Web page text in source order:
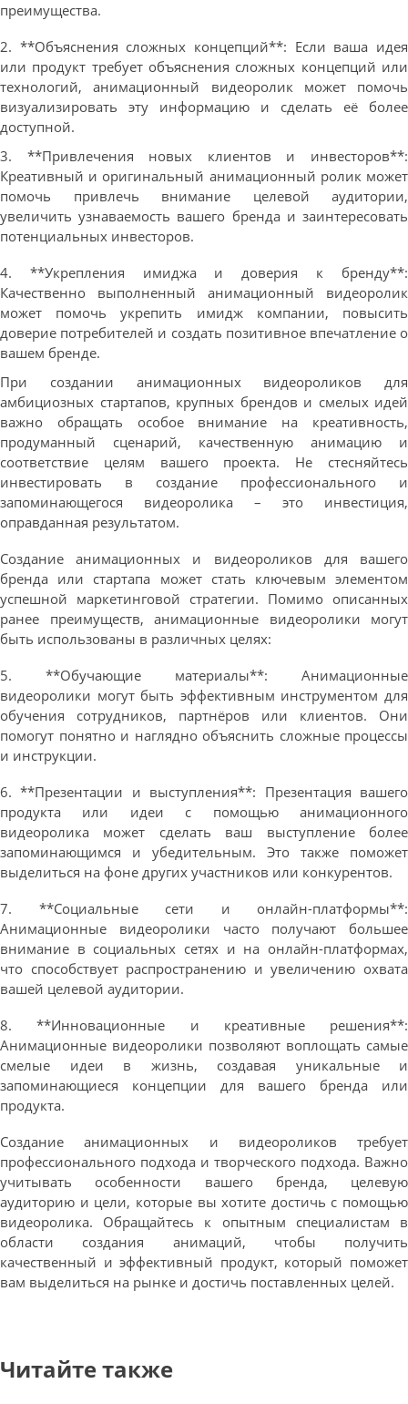
преимущества.
2. **Объяснения сложных концепций**: Если ваша идея
или продукт требует объяснения сложных концепций или
технологий, анимационный видеоролик может помочь
визуализировать эту информацию и сделать её более
доступной.
3. **Привлечения новых клиентов и инвесторов**:
Креативный и оригинальный анимационный ролик может
помочь привлечь внимание целевой аудитории,
увеличить узнаваемость вашего бренда и заинтересовать
потенциальных инвесторов.
4. **Укрепления имиджа и доверия к бренду**:
Качественно выполненный анимационный видеоролик
может помочь укрепить имидж компании, повысить
доверие потребителей и создать позитивное впечатление о
вашем бренде.
При создании анимационных видеороликов для
амбициозных стартапов, крупных брендов и смелых идей
важно обращать особое внимание на креативность,
продуманный сценарий, качественную анимацию и
соответствие целям вашего проекта. Не стесняйтесь
инвестировать в создание профессионального и
запоминающегося видеоролика – это инвестиция,
оправданная результатом.
Создание анимационных и видеороликов для вашего
бренда или стартапа может стать ключевым элементом
успешной маркетинговой стратегии. Помимо описанных
ранее преимуществ, анимационные видеоролики могут
быть использованы в различных целях:
5. **Обучающие материалы**: Анимационные
видеоролики могут быть эффективным инструментом для
обучения сотрудников, партнёров или клиентов. Они
помогут понятно и наглядно объяснить сложные процессы
и инструкции.
6. **Презентации и выступления**: Презентация вашего
продукта или идеи с помощью анимационного
видеоролика может сделать ваш выступление более
запоминающимся и убедительным. Это также поможет
выделиться на фоне других участников или конкурентов.
7. **Социальные сети и онлайн-платформы**:
Анимационные видеоролики часто получают большее
внимание в социальных сетях и на онлайн-платформах,
что способствует распространению и увеличению охвата
вашей целевой аудитории.
8. **Инновационные и креативные решения**:
Анимационные видеоролики позволяют воплощать самые
смелые идеи в жизнь, создавая уникальные и
запоминающиеся концепции для вашего бренда или
продукта.
Создание анимационных и видеороликов требует
профессионального подхода и творческого подхода. Важно
учитывать особенности вашего бренда, целевую
аудиторию и цели, которые вы хотите достичь с помощью
видеоролика. Обращайтесь к опытным специалистам в
области создания анимаций, чтобы получить
качественный и эффективный продукт, который поможет
вам выделиться на рынке и достичь поставленных целей.
Читайте также